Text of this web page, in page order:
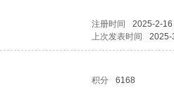
注册时间
2025-2-
上次发表时间 2025-
积分 6168